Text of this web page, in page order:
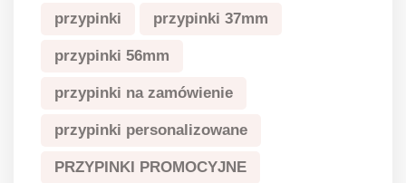
przypinki przypinki 37mm
przypinki 56mm
przypinki na zamówienie
przypinki personalizowane
PRZYPINKI PROMOCYJNE